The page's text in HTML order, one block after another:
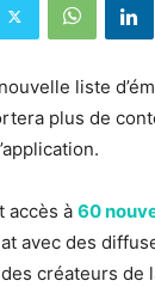
liste
plus de
accès à 60
avec des
créateurs de